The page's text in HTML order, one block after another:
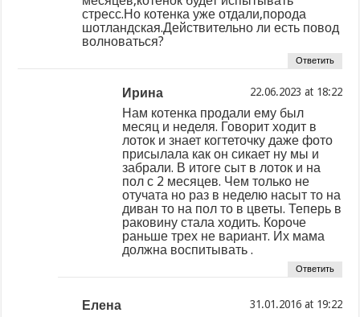
стресс.Но котенка уже отдали,порода
шотландская.Действительно ли есть повод
волноваться?
Ответить
Ирина at
Нам котенка продали ему был
месяц и неделя. Говорит ходит в
лоток и знает когтеточку даже фото
присылала как он сикает ну мы и
забрали. В итоге сыт в лоток и на
пол с 2 месяцев. Чем только не
отучата но раз в неделю насыт то на
диван то на пол то в цветы. Теперь в
раковину стала ходить. Короче
раньше трех не вариант. Их мама
должна воспитывать .
Ответить
Елена at